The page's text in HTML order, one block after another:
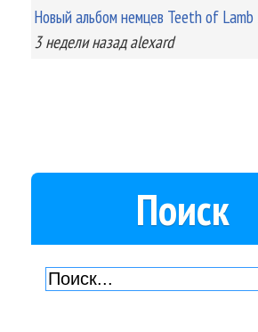
Новый альбом немцев Teeth of Lamb
3 неделиназад alexard
Поиск